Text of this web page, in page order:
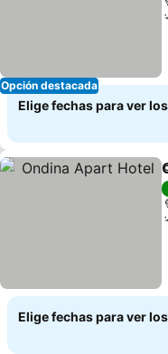
Opción destacada
Elige fechas para ver
Elige fechas para ver